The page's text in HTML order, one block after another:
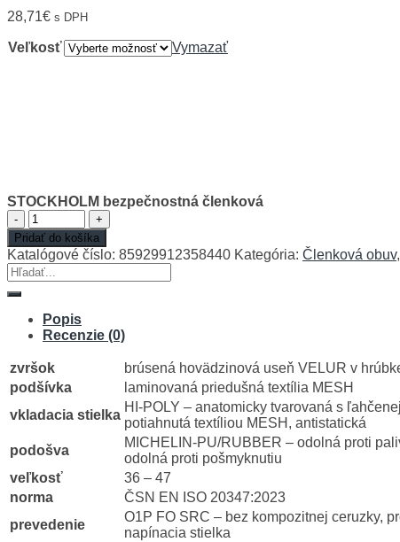
28,71€ s DPH
Veľkosť Vymazať
STOCKHOLM bezpečnostná členková
množstvo
STOCKHOLM
bezpečnostná
členková
Pridať do košíka
Katalógové číslo: 85929912358440 Kategória: Členková obuv,
Hľadať:
Popis
Recenzie (0)
zvršok
brúsená hovädzinová useň VELUR v
podšívka
laminovaná priedušná textília MESH
vkladacia stielka
HI-POLY – anatomicky tvarovaná s
potiahnutá textíliou MESH, antistatická
podošva
MICHELIN-PU/RUBBER – odolná proti
odolná proti pošmyknutiu
veľkosť
36 – 47
norma
ČSN EN ISO 20347:2023
prevedenie
O1P FO SRC – bez kompozitnej ceruzky,
napínacia stielka